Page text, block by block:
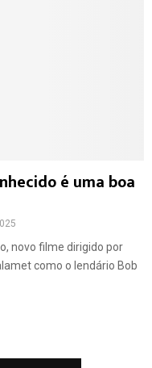
é uma boa
novo filme dirigido por
como o lendário Bob